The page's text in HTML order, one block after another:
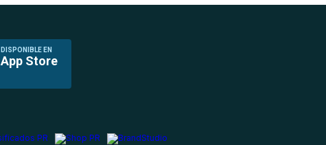
DISPONIBLE EN
App Store